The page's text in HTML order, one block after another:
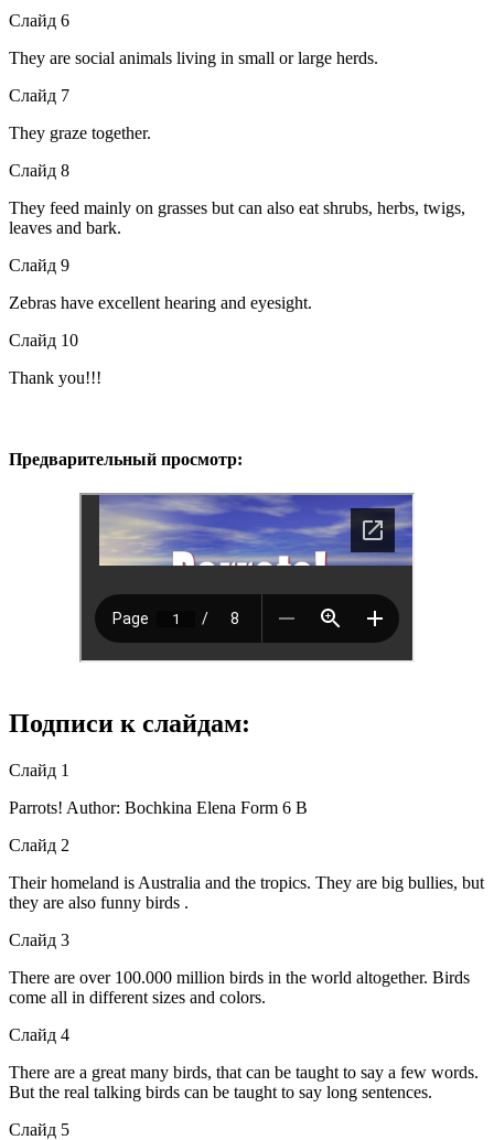
Слайд 6
They are social animals living in small or large herds.
Слайд 7
They graze together.
Слайд 8
They feed mainly on grasses but can also eat shrubs, herbs, twigs,
leaves and bark.
Слайд 9
Zebras have excellent hearing and eyesight.
Слайд 10
Thank you!!!
Предварительный просмотр:
Подписи к слайдам:
Слайд 1
Parrots! Author: Bochkina Elena Form 6 B
Слайд 2
Their homeland is Australia and the tropics. They are big bullies, but
they are also funny birds .
Слайд 3
There are over 100.000 million birds in the world altogether. Birds
come all in different sizes and colors.
Слайд 4
There are a great many birds, that can be taught to say a few words.
But the real talking birds can be taught to say long sentences.
Слайд 5